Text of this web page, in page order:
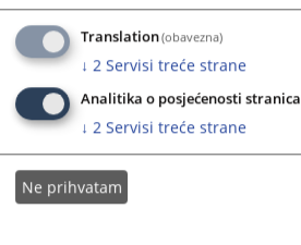
Srednjobosanski kanton
Bosansko-podrinjski kanton
Prateći dokumenti
Translation(obavezna)
↓ 2 Servisi treće strane
Analitika o posjećenosti stranica
↓ 2 Servisi treće strane
Ne prihvatam